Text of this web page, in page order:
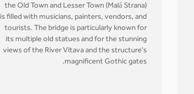
the Old Town and Lesser Town (Malá Strana)
is filled with musicians, painters, vendors, and
tourists. The bridge is particularly known for
its multiple old statues and for the stunning
views of the River Vltava and the structure's
magnificent Gothic gates.